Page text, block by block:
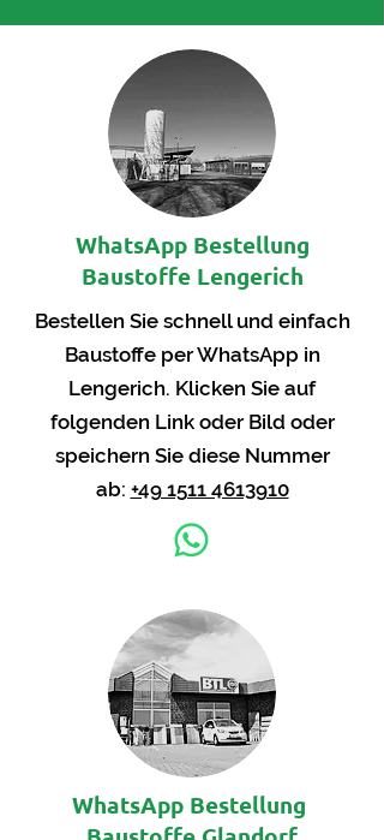
WhatsApp Bestellung
Baustoffe Lengerich
Bestellen Sie schnell und einfach
Baustoffe per WhatsApp in
Lengerich. Klicken Sie auf
folgenden Link oder Bild oder
speichern Sie diese Nummer
ab: +49 1511 4613910
WhatsApp Bestellung